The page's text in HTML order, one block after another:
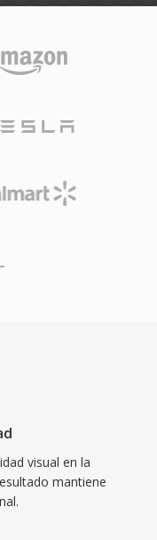
visual en la
mantiene